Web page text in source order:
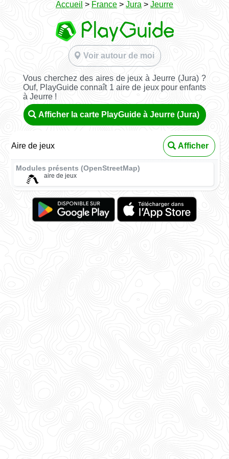
Accueil > France > Jura > Jeurre
Voir autour de moi
Vous cherchez des aires de jeux à Jeurre (Jura) ?
Ouf, PlayGuide connaît 1 aire de jeux pour enfants
à Jeurre !
Afficher la carte PlayGuide à Jeurre (Jura)
Aire de jeux Afficher
Modules présents (OpenStreetMap)
aire de jeux